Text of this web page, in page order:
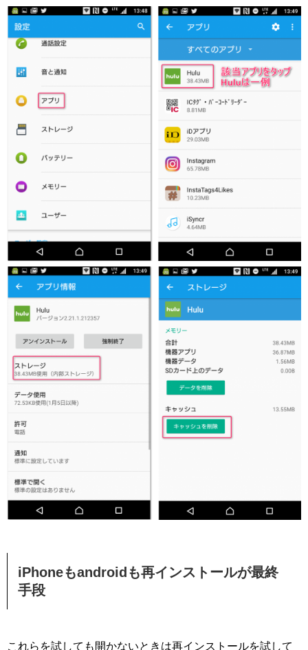
iPhoneもandroidも再インストールが最終
手段
これらを試しても開かないときは再インストールを試して